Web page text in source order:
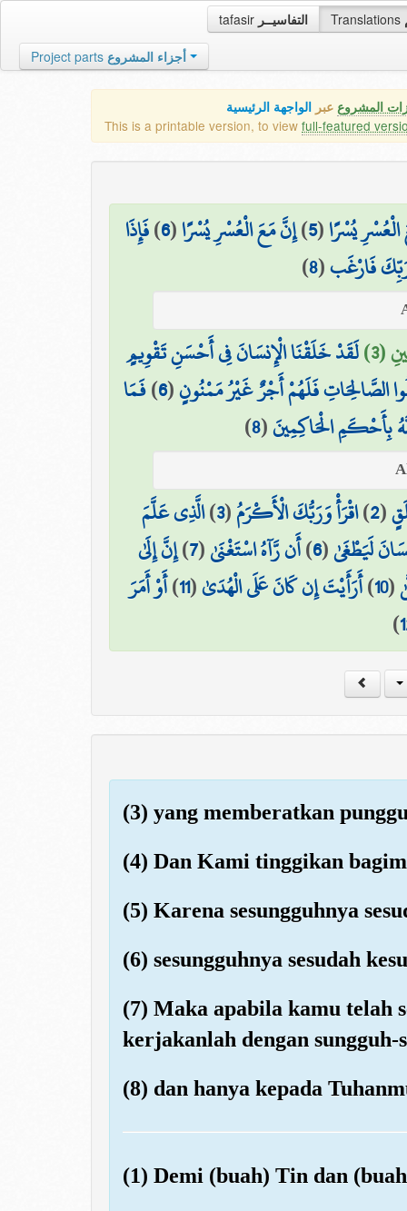
tafasir التفاسيــر Translations
Project parts أجزاء المشروع
المشروع عبر الواجهة الرئيسية
This is a printable version, to view full-featured
يُسْرًا(
5
)إِنَّ مَعَ الْعُسْرِ يُسْرًا(
6
)فَإِذَا
فَارْغَب(
8
)
(3) لَقَدْ خَلَقْنَا الْإِنسَانَ فِي أَحْسَنِ تَقْوِيمٍ
الصَّالِحَاتِ فَلَهُمْ أَجْرٌ غَيْرُ مَمْنُونٍ(
6
)فَمَا
بِأَحْكَمِ الْحَاكِمِينَ(
8
)
(
2
)اقْرَأْ وَرَبُّكَ الْأَكْرَمُ(
3
)الَّذِي عَلَّمَ
لَيَطْغَىٰ(
6
)أَن رَّآهُ اسْتَغْنَىٰ(
7
)إِنَّ إِلَىٰ
(
10
)أَرَأَيْتَ إِن كَانَ عَلَى الْهُدَىٰ(
11
)أَوْ أَمَرَ
)
(3) yang memberatkan
(4) Dan Kami tinggikan
(5) Karena sesungguhnya
(6) sesungguhnya sesudah
(7) Maka apabila kamu telah
kerjakanlah dengan
(8) dan hanya kepada
(1) Demi (buah) Tin dan